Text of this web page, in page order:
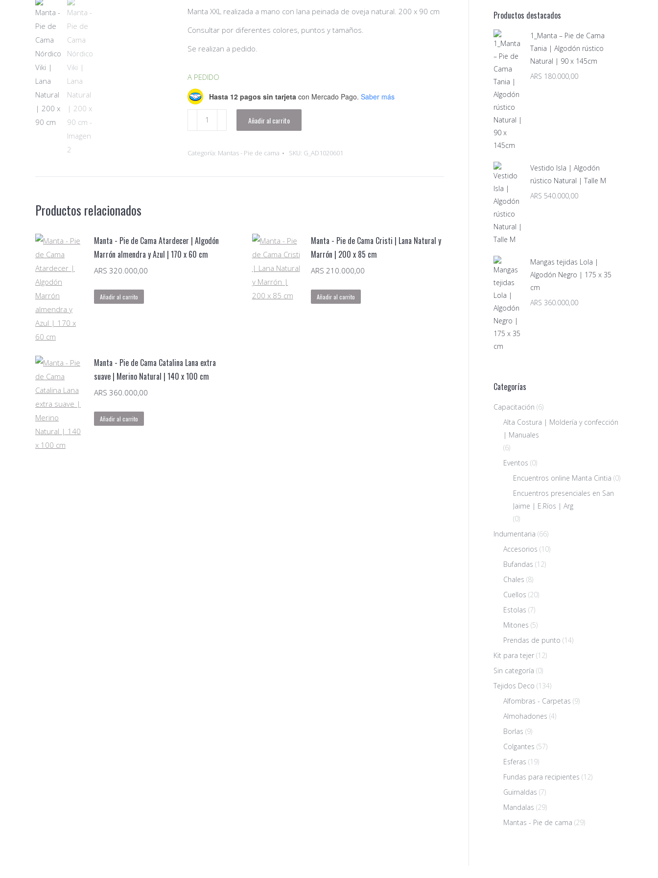
Manta XXL realizada a mano con lana peinada de oveja natural. 200 x 90 cm
Consultar por diferentes colores, puntos y tamaños.
Se realizan a pedido.
A PEDIDO
Hasta 12 pagos sin tarjeta con Mercado Pago. Saber más
Manta
-
de
Natural
|
Añadir al carrito
Categoría: Mantas - Pie de cama SKU: G_AD1020601
Productos relacionados
Manta - Pie de Cama Atardecer | Algodón
Marrón almendra y Azul | 170 x 60 cm
ARS 320.000,00
Añadir al carrito
Manta - Pie de Cama Cristi | Lana Natural y
Marrón | 200 x 85 cm
ARS 210.000,00
Añadir al carrito
Manta - Pie de Cama Catalina Lana extra
suave | Merino Natural | 140 x 100 cm
ARS 360.000,00
Añadir al carrito
Productos destacados
1_Manta – Pie de Cama
Tania | Algodón rústico
Natural | 90 x 145cm
ARS 180.000,00
Vestido Isla | Algodón
rústico Natural | Talle M
ARS 540.000,00
Mangas tejidas Lola |
Algodón Negro | 175 x 35
cm
ARS 360.000,00
Categorías
Capacitación (6)
Alta Costura | Moldería y confección
| Manuales
(6)
Eventos (0)
Encuentros online Manta Cintia (0)
Encuentros presenciales en San
Jaime | E.Ríos | Arg
(0)
Indumentaria (66)
Accesorios (10)
Bufandas (12)
Chales (8)
Cuellos (20)
Estolas (7)
Mitones (5)
Prendas de punto (14)
Kit para tejer (12)
Sin categoría (0)
Tejidos Deco (134)
Alfombras - Carpetas (9)
Almohadones (4)
Borlas (9)
Colgantes (57)
Esferas (19)
Fundas para recipientes (12)
Guirnaldas (7)
Mandalas (29)
Mantas - Pie de cama (29)